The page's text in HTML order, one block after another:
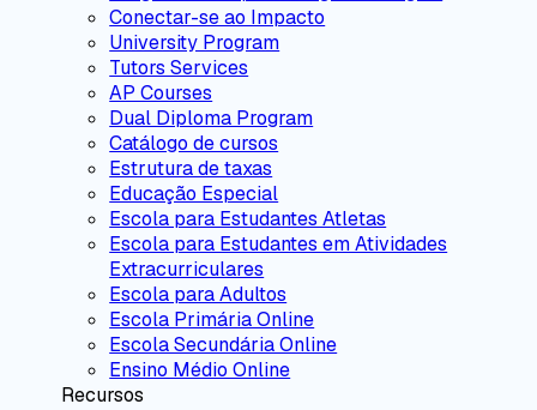
Conectar-se ao Impacto
University Program
Tutors Services
AP Courses
Dual Diploma Program
Catálogo de cursos
Estrutura de taxas
Educação Especial
Escola para Estudantes Atletas
Escola para Estudantes em Atividades
Extracurriculares
Escola para Adultos
Escola Primária Online
Escola Secundária Online
Ensino Médio Online
Recursos